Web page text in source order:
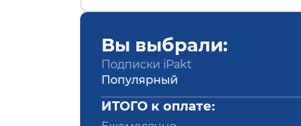
Вы выбрали:
Подписки iPakt
Популярный
ИТОГО к оплате: